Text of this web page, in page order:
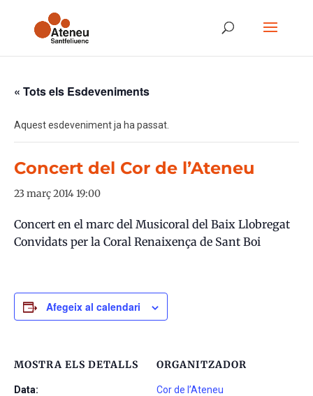
« Tots els Esdeveniments
Aquest esdeveniment ja ha passat.
Concert del Cor de l’Ateneu
23 març 2014 19:00
Concert en el marc del Musicoral del Baix Llobregat
Convidats per la Coral Renaixença de Sant Boi
Afegeix al calendari
MOSTRA ELS DETALLS
Data:
ORGANITZADOR
Cor de l’Ateneu